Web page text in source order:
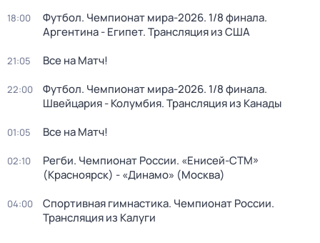
18:00
Футбол. Чемпионат мира-2026. 1/8 финала.
Аргентина - Египет. Трансляция из США
21:05 Все на Матч!
22:00
Футбол. Чемпионат мира-2026. 1/8 финала.
Швейцария - Колумбия. Трансляция из Канады
01:05 Все на Матч!
02:10
Регби. Чемпионат России. «Енисей-СТМ»
(Красноярск) - «Динамо» (Москва)
04:00
Спортивная гимнастика. Чемпионат России.
Трансляция из Калуги